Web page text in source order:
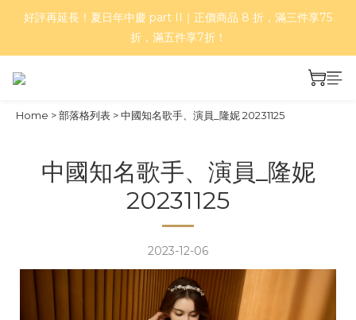
好評再延長！夏日年中慶 part II｜正價商品 8 折，滿三件享75
折，滿五件享7折！
好評再延長！夏日年中慶 part II｜正價商品 8 折，滿三件享75
折，滿五件享7折！
折扣商品優惠中，任選 2 件再享 95 折、3 件以上再享 9 折，限時
好評再延長！夏日年中慶 part II｜正價商品 8 折，滿三件享75
折，滿五件享7折！
Home >部落格列表 >中國知名歌手、演員_隆妮 20231125
中國知名歌手、演員_隆妮
20231125
2023-12-06